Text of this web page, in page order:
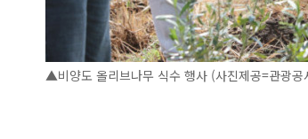
▲비양도 올리브나무 식수 행사 (사진제공=관광공